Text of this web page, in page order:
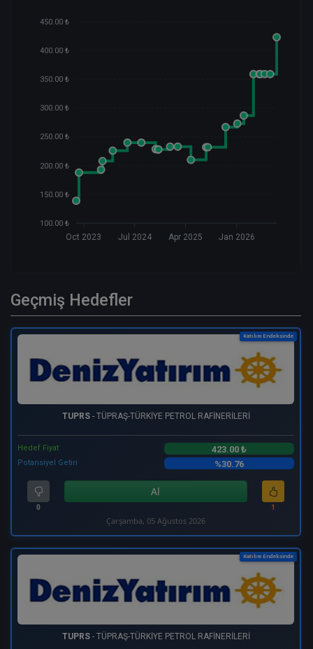
450.00 ₺
400.00 ₺
350.00 ₺
300.00 ₺
250.00 ₺
200.00 ₺
150.00 ₺
100.00 ₺
Oct 2023 Jul 2024 Apr 2025 Jan 2026
Geçmiş Hedefler
Katılım Endeksinde
TUPRS- TÜPRAŞ-TÜRKİYE PETROL RAFİNERİLERİ
Hedef Fiyat 423.00 ₺
Potansiyel Getiri %30.76
0
Al
1
Çarşamba, 05 Ağustos 2026
Katılım Endeksinde
TUPRS- TÜPRAŞ-TÜRKİYE PETROL RAFİNERİLERİ